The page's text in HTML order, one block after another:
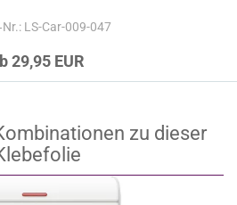
LS-Car-009-047
29,95 EUR
zu dieser